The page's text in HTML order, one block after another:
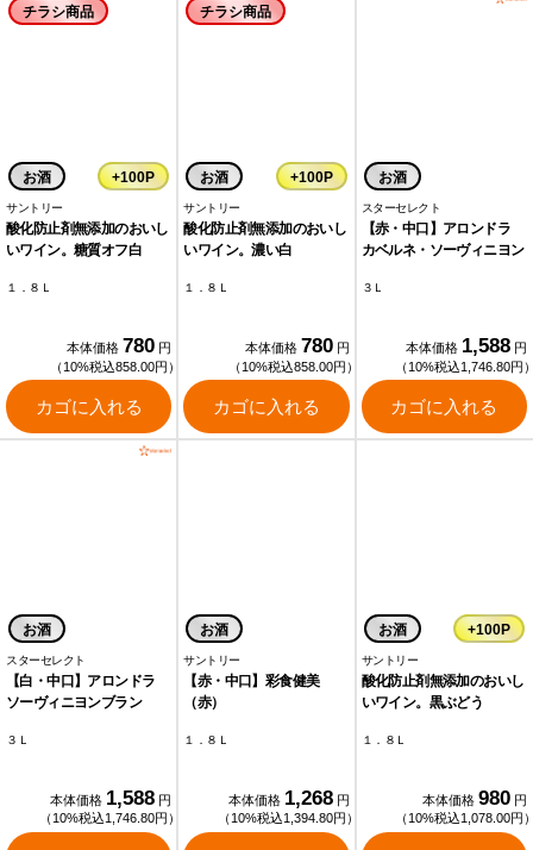
チラシ商品
お酒 +100P
サントリー
酸化防止剤無添加のおいし
いワイン。糖質オフ白
１．８Ｌ
本体価格 780 円
（10%税込858.00円）
カゴに入れる
チラシ商品
お酒 +100P
サントリー
酸化防止剤無添加のおいし
いワイン。濃い白
１．８Ｌ
本体価格 780 円
（10%税込858.00円）
カゴに入れる
お酒
スターセレクト
【赤・中口】アロンドラ
カベルネ・ソーヴィニヨン
３Ｌ
本体価格 1,588 円
（10%税込1,746.80円
カゴに入れる
お酒
スターセレクト
【白・中口】アロンドラ
ソーヴィニヨンブラン
３Ｌ
本体価格 1,588 円
（10%税込1,746.80円）
お酒
サントリー
【赤・中口】彩食健美
（赤）
１．８Ｌ
本体価格 1,268 円
（10%税込1,394.80円）
お酒 +100P
サントリー
酸化防止剤無添加のおいし
いワイン。黒ぶどう
１．８Ｌ
本体価格 980 円
（10%税込1,078.00円